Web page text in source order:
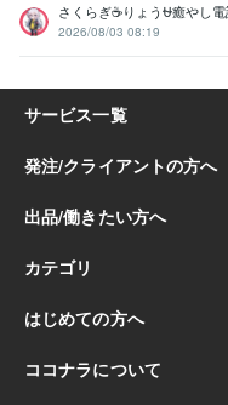
さくらぎ☕りょう⛎癒やし
2026/08/03 08:19